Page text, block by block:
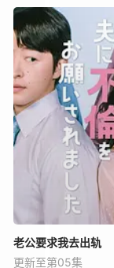
老公要求我去出轨
更新至第05集